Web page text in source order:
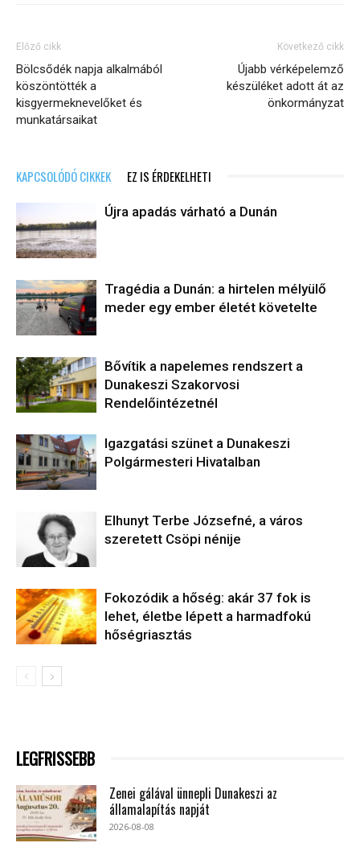
Előző cikk
Bölcsődék napja alkalmából
köszöntötték a
kisgyermeknevelőket és
munkatársaikat
Következő cikk
Újabb vérképelemző
készüléket adott át az
önkormányzat
KAPCSOLÓDÓ CIKKEK EZ IS ÉRDEKELHETI
Újra apadás várható a Dunán
Tragédia a Dunán: a hirtelen mélyülő
meder egy ember életét követelte
Bővítik a napelemes rendszert a
Dunakeszi Szakorvosi
Rendelőintézetnél
Igazgatási szünet a Dunakeszi
Polgármesteri Hivatalban
Elhunyt Terbe Józsefné, a város
szeretett Csöpi nénije
Fokozódik a hőség: akár 37 fok is
lehet, életbe lépett a harmadfokú
hőségriasztás
LEGFRISSEBB
Zenei gálával ünnepli Dunakeszi az
államalapítás napját
2026-08-08